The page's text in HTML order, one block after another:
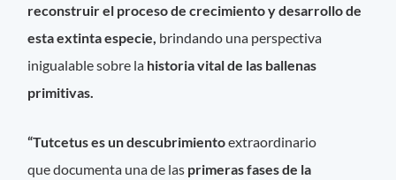
reconstruir el proceso de crecimiento y desarrollo de
esta extinta especie, brindando una perspectiva
inigualable sobre la historia vital de las ballenas
primitivas.
“Tutcetus es un descubrimientoextraordinario
que documenta una de las primeras fases de la